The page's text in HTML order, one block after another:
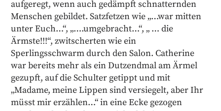
aufgeregt, wenn auch gedämpft schnatternden
Menschen gebildet. Satzfetzen wie „…war mitten
unter Euch…“, „….umgebracht…“, „ … die
Ärmste!!!“, zwitscherten wie ein
Sperlingsschwarm durch den Salon. Catherine
war bereits mehr als ein Dutzendmal am Ärmel
gezupft, auf die Schulter getippt und mit
„Madame, meine Lippen sind versiegelt, aber Ihr
müsst mir erzählen…“ in eine Ecke gezogen